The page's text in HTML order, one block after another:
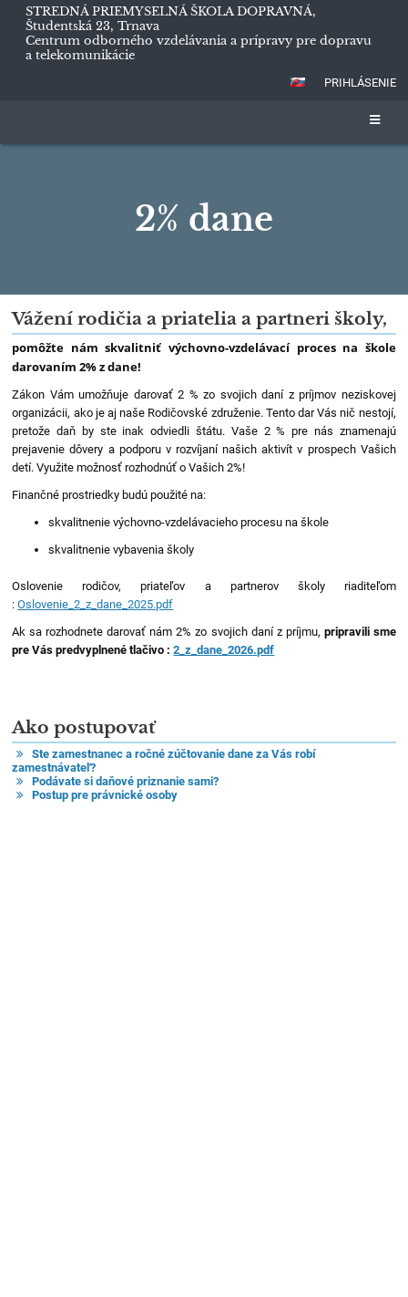
STREDNÁ PRIEMYSELNÁ ŠKOLA DOPRAVNÁ,
Študentská 23, Trnava
Centrum odborného vzdelávania a prípravy pre dopravu
a telekomunikácie
PRIHLÁSENIE
2% dane
2%
dane
Vážení rodičia a priatelia a partneri školy,
pomôžte nám skvalitniť výchovno-vzdelávací proces na škole
darovaním 2% z dane!
Zákon Vám umožňuje darovať 2 % zo svojich daní z príjmov neziskovej
organizácii, ako je aj naše Rodičovské združenie. Tento dar Vás nič nestojí,
pretože daň by ste inak odviedli štátu. Vaše 2 % pre nás znamenajú
prejavenie dôvery a podporu v rozvíjaní našich aktivít v prospech Vašich
detí. Využite možnosť rozhodnúť o Vašich 2%!
Finančné prostriedky budú použité na:
skvalitnenie výchovno-vzdelávacieho procesu na škole
skvalitnenie vybavenia školy
Oslovenie rodičov, priateľov a partnerov školy riaditeľom
:Oslovenie_2_z_dane_2025.pdf
Ak sa rozhodnete darovať nám 2% zo svojich daní z príjmu, pripravili sme
pre Vás predvyplnené tlačivo :2_z_dane_2026.pdf
Ako postupovať
Ste zamestnanec a ročné zúčtovanie dane za Vás robí
zamestnávateľ?
Podávate si daňové priznanie sami?
Postup pre právnické osoby